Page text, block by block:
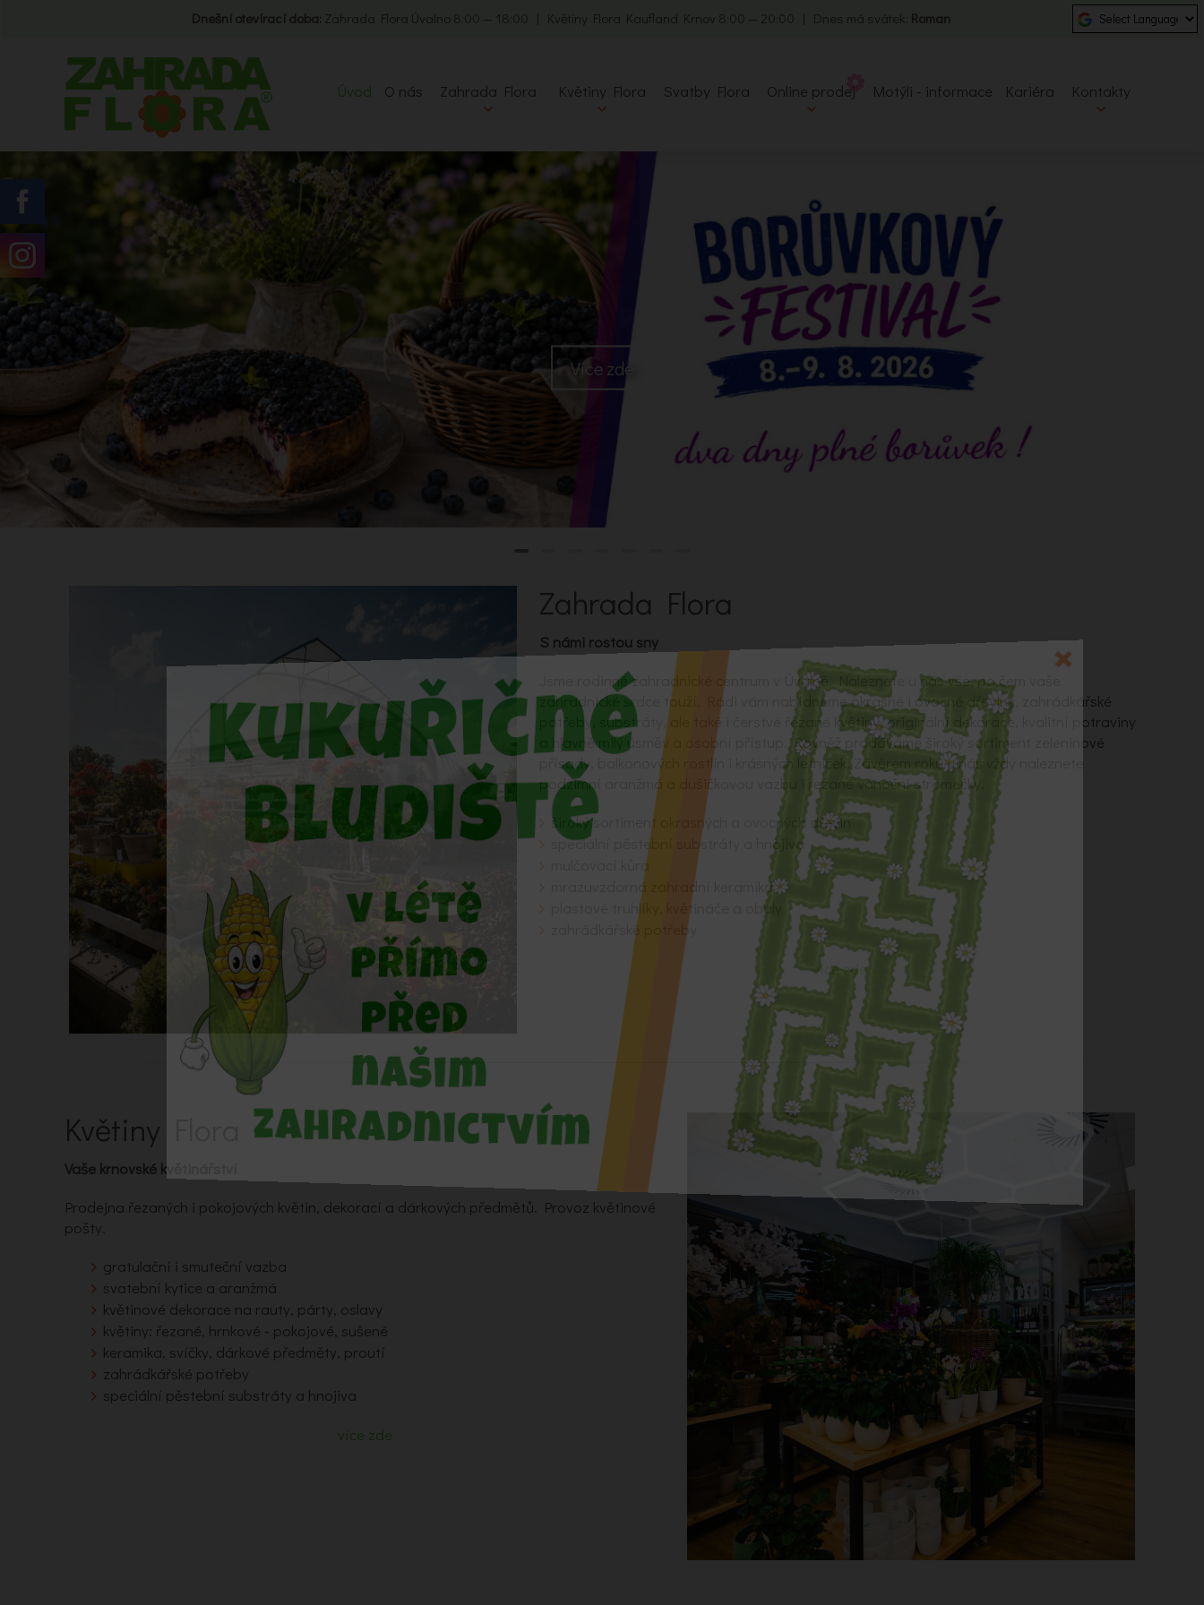
Dnešní otevírací doba: Zahrada Flora Úvalno 8:00 — 18:00 | Květiny Flora Kaufland Krnov 8:00 — 20:00 | Dnes má svátek: Roman
Úvod O nás Zahrada Flora Květiny Flora Svatby Flora Online prodej Motýli - informace Kariéra Kontakty
Více zde
Zahrada Flora
S námi rostou sny
Jsme rodinné zahradnické centrum v Úvalně. Naleznete u nás vše, po čem vaše
zahradnické srdce touží. Rádi vám nabídneme okrasné i ovocné dřeviny, zahrádkářské
potřeby, substráty, ale také i čerstvé řezané květiny, originální dekorace, kvalitní potraviny
a hlavně milý úsměv a osobní přístup. Rovněž prodáváme široký sortiment zeleninové
přísady, balkonových rostlin i krásných letniček. Závěrem roku u nás vždy naleznete
podzimní aranžmá a dušičkovou vazbu i řezané vánoční stromečky.
široký sortiment okrasných a ovocných dřevin
speciální pěstební substráty a hnojiva
mulčovací kůra
mrazuvzdorná zahradní keramika
plastové truhlíky, květináče a obaly
zahrádkářské potřeby
více zde
Květiny Flora
Vaše krnovské květinářství
Prodejna řezaných i pokojových květin, dekorací a dárkových předmětů. Provoz květinové
pošty.
gratulační i smuteční vazba
svatební kytice a aranžmá
květinové dekorace na rauty, párty, oslavy
květiny: řezané, hrnkové - pokojové, sušené
keramika, svíčky, dárkové předměty, proutí
zahrádkářské potřeby
speciální pěstební substráty a hnojiva
více zde